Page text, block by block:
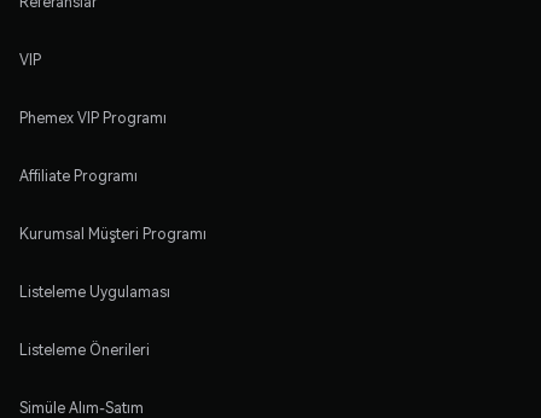
VIP
Phemex VIP Programı
Affiliate Programı
Kurumsal Müşteri Programı
Listeleme Uygulaması
Listeleme Önerileri
Simüle Alım-Satım